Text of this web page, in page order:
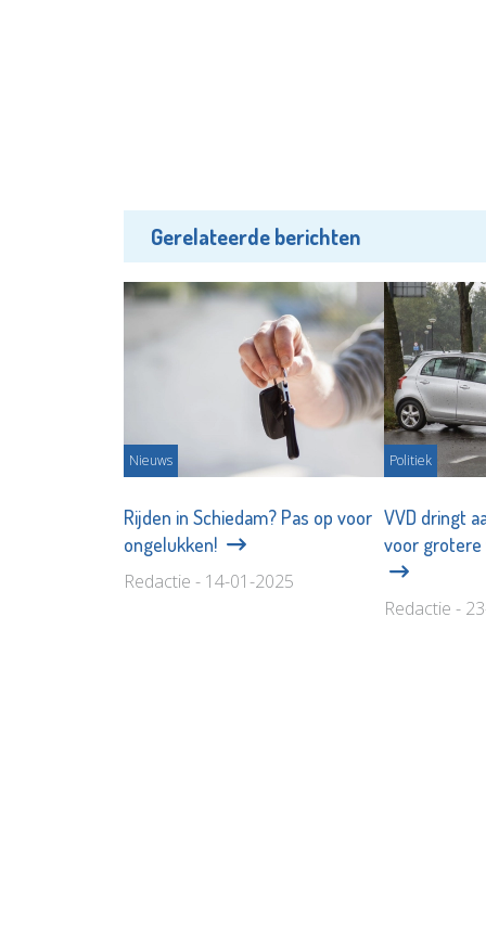
Gerelateerde berichten
Nieuws
Rijden in Schiedam? Pas op voor
ongelukken!
Redactie - 14-01-2025
Politiek
VVD dringt
voor grotere
Redactie -